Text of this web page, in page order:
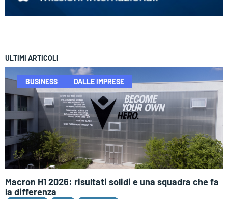
ULTIMI ARTICOLI
BUSINESS DALLE IMPRESE
Macron H1 2026: risultati solidi e una squadra che fa
la differenza